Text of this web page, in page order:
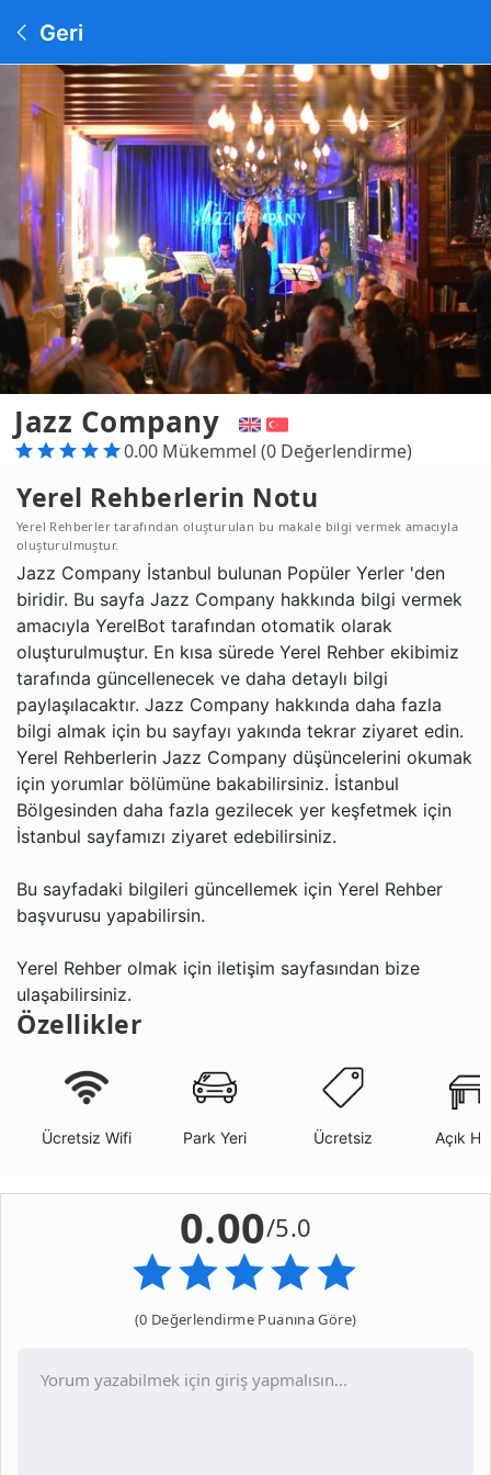
Geri
Jazz Company
0.00 Mükemmel (0 Değerlendirme)
Yerel Rehberlerin Notu
Yerel Rehberler tarafından oluşturulan bu makale bilgi vermek amacıyla
oluşturulmuştur.
Jazz Company İstanbul bulunan Popüler Yerler 'den
biridir. Bu sayfa Jazz Company hakkında bilgi vermek
amacıyla YerelBot tarafından otomatik olarak
oluşturulmuştur. En kısa sürede Yerel Rehber ekibimiz
tarafında güncellenecek ve daha detaylı bilgi
paylaşılacaktır. Jazz Company hakkında daha fazla
bilgi almak için bu sayfayı yakında tekrar ziyaret edin.
Yerel Rehberlerin Jazz Company düşüncelerini okumak
için yorumlar bölümüne bakabilirsiniz. İstanbul
Bölgesinden daha fazla gezilecek yer keşfetmek için
İstanbul sayfamızı ziyaret edebilirsiniz.
Bu sayfadaki bilgileri güncellemek için Yerel Rehber
başvurusu yapabilirsin.
Yerel Rehber olmak için iletişim sayfasından bize
ulaşabilirsiniz.
Özellikler
Ücretsiz Wifi Park Yeri Ücretsiz Açık
0.00/5.0
(0 Değerlendirme Puanına Göre)